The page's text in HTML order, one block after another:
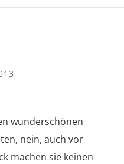
wunderschönen
nein, auch vor
machen sie keinen